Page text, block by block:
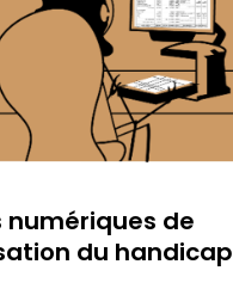
numériques de
du handicap